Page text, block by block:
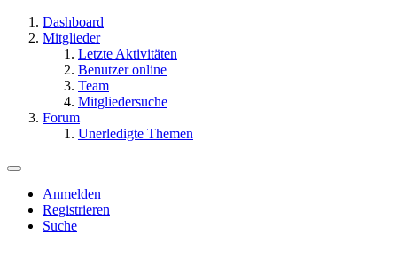
Dashboard
Mitglieder
Letzte Aktivitäten
Benutzer online
Team
Mitgliedersuche
Forum
Unerledigte Themen
Anmelden
Registrieren
Suche